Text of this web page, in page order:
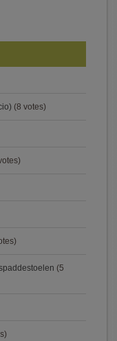
(8 votes)
(5